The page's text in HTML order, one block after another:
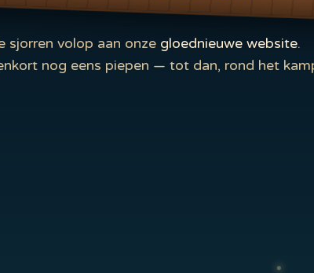
sjorren volop aan onze gloednieuwe website.
nog eens piepen — tot dan, rond het